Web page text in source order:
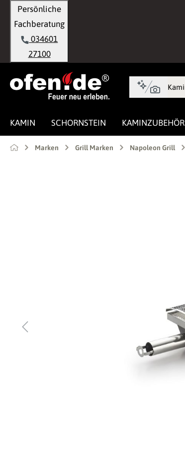
Zur Hauptnavigation springen
Persönliche
Fachberatung
034601
27100
KAMIN SCHORNSTEIN KAMINZUBEHÖR
Marken Grill Marken Napoleon Grill